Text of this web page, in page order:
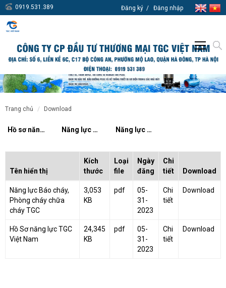
0919.531.389 Đăng ký Đăng nhập
trang chủ download
Hồ sơ năng lực TGC Việt Nam Năng lực Phòng cháy chữa cháy TGC Năng lực Báo cháy và phòng cháy chữa cháy
Tên hiển thị
Kích
thước
Loại
file
Ngày
đăng
Chi
tiết
Download
Năng lực Báo cháy,
Phòng cháy chữa
cháy TGC
3,053
KB
pdf
05-
31-
2023
Chi
tiết
Download
Hồ Sơ năng lực TGC
Việt Nam
24,345
KB
pdf
05-
31-
2023
Chi
tiết
Download